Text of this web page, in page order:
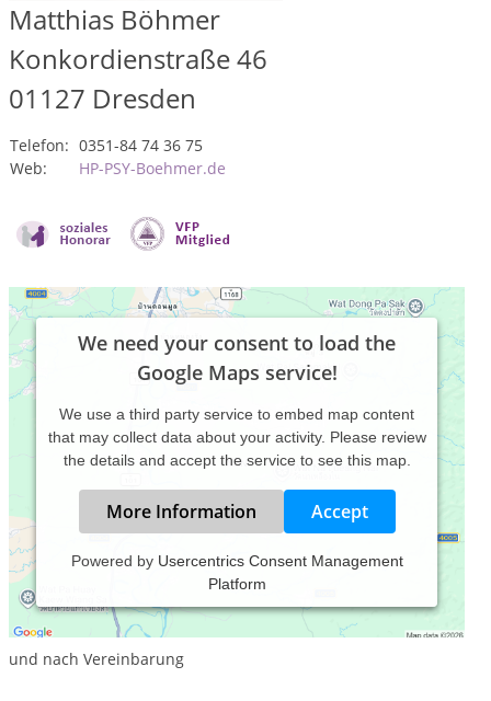
Matthias Böhmer
Konkordienstraße 46
01127 Dresden
Telefon: 0351-84 74 36 75
Web:
HP-PSY-Boehmer.de
We need your consent to load the
Google Maps service!
We use a third party service to embed map content
that may collect data about your activity. Please review
the details and accept the service to see this map.
More Information Accept
Powered by Usercentrics Consent Management
Platform
Praxiszeiten:
Montag, 18:00 bis 19:00 Uhr
und nach Vereinbarung